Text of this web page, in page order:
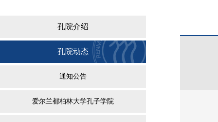
孔院介绍
孔院动态
通知公告
爱尔兰都柏林大学孔子学院